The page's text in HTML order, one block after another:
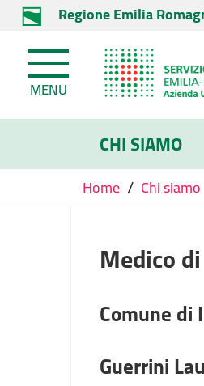
Regione Emilia
MENU
CHI SIAMO
Home / Chi siamo
Medico
Comune di
Guerrini